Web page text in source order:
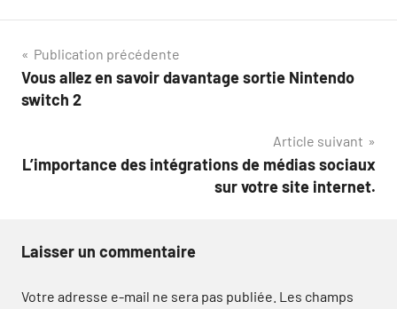
Navigation
de
Publication précédente
Vous allez en savoir davantage sortie Nintendo
switch 2
Article suivant
L’importance des intégrations de médias sociaux
sur votre site internet.
Laisser un commentaire
Votre adresse e-mail ne sera pas publiée. Les champs